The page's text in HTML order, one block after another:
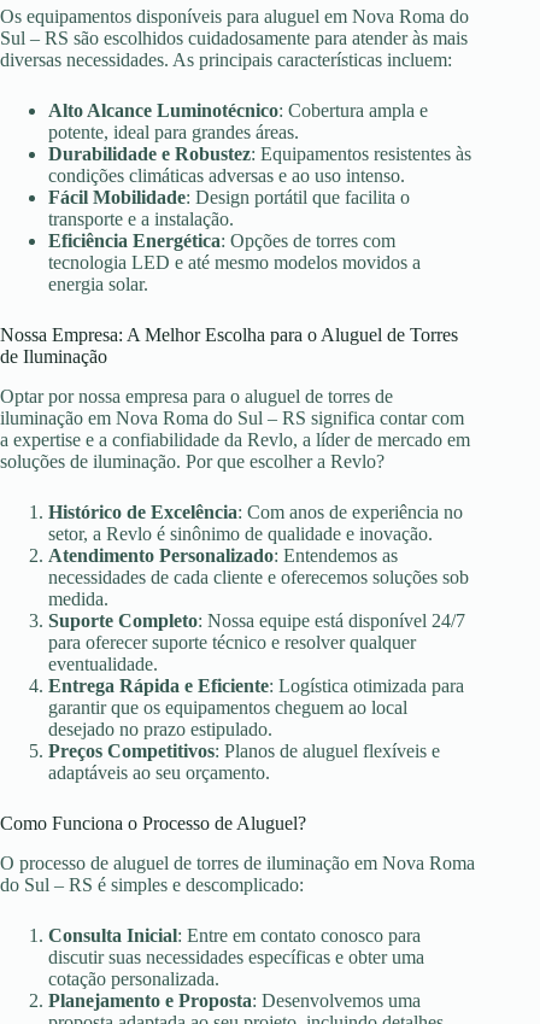
Os equipamentos disponíveis para aluguel em Nova Roma do
Sul – RS são escolhidos cuidadosamente para atender às mais
diversas necessidades. As principais características incluem:
Alto Alcance Luminotécnico: Cobertura ampla e
potente, ideal para grandes áreas.
Durabilidade e Robustez: Equipamentos resistentes às
condições climáticas adversas e ao uso intenso.
Fácil Mobilidade: Design portátil que facilita o
transporte e a instalação.
Eficiência Energética: Opções de torres com
tecnologia LED e até mesmo modelos movidos a
energia solar.
Nossa Empresa: A Melhor Escolha para o Aluguel de Torres
de Iluminação
Optar por nossa empresa para o aluguel de torres de
iluminação em Nova Roma do Sul – RS significa contar com
a expertise e a confiabilidade da Revlo, a líder de mercado em
soluções de iluminação. Por que escolher a Revlo?
Histórico de Excelência: Com anos de experiência no
setor, a Revlo é sinônimo de qualidade e inovação.
Atendimento Personalizado: Entendemos as
necessidades de cada cliente e oferecemos soluções sob
medida.
Suporte Completo: Nossa equipe está disponível 24/7
para oferecer suporte técnico e resolver qualquer
eventualidade.
Entrega Rápida e Eficiente: Logística otimizada para
garantir que os equipamentos cheguem ao local
desejado no prazo estipulado.
Preços Competitivos: Planos de aluguel flexíveis e
adaptáveis ao seu orçamento.
Como Funciona o Processo de Aluguel?
O processo de aluguel de torres de iluminação em Nova Roma
do Sul – RS é simples e descomplicado:
Consulta Inicial: Entre em contato conosco para
discutir suas necessidades específicas e obter uma
cotação personalizada.
Planejamento e Proposta: Desenvolvemos uma